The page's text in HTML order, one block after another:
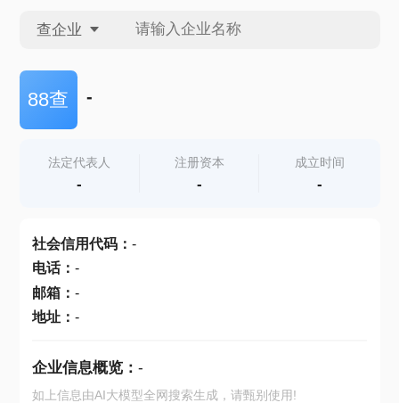
查企业
查企业
查产地
88查 -
法定代表人
-
注册资本
-
成立时间
-
社会信用代码： -
电话： -
邮箱： -
地址： -
企业信息概览： -
如上信息由AI大模型全网搜索生成，请甄别使用!